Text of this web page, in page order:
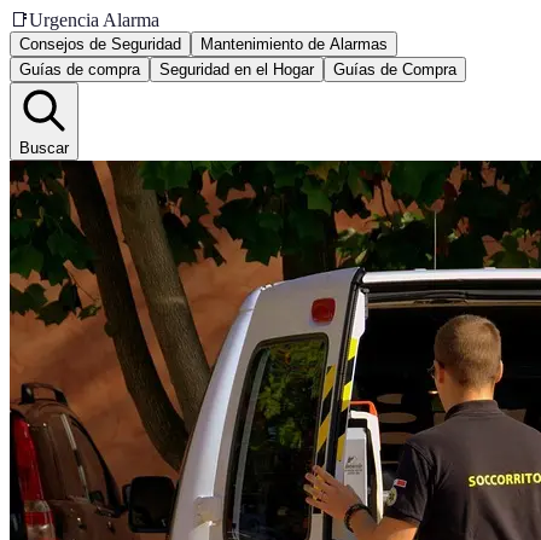
📑Urgencia Alarma
Consejos de Seguridad
Mantenimiento de Alarmas
Guías de compra
Seguridad en el Hogar Guías de Compra
Buscar